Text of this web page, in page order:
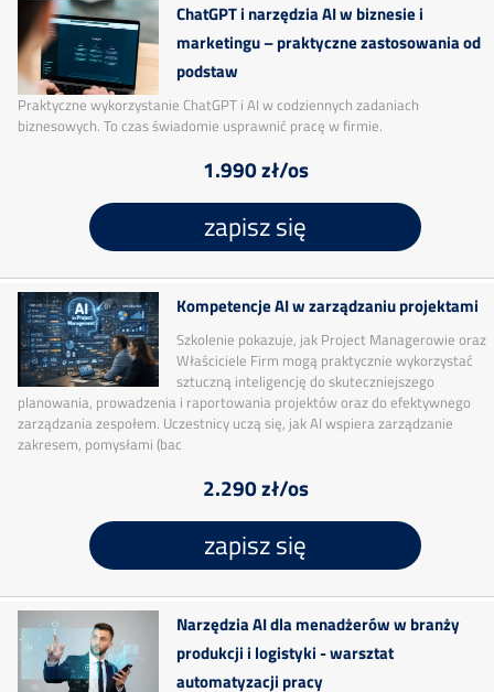
ChatGPT i narzędzia AI w biznesie i
marketingu – praktyczne zastosowania od
podstaw
Praktyczne wykorzystanie ChatGPT i AI w codziennych zadaniach
biznesowych. To czas świadomie usprawnić pracę w firmie.
1.990 zł/os
zapisz się
Kompetencje AI w zarządzaniu projektami
Szkolenie pokazuje, jak Project Managerowie oraz
Właściciele Firm mogą praktycznie wykorzystać
sztuczną inteligencję do skuteczniejszego
planowania, prowadzenia i raportowania projektów oraz do efektywnego
zarządzania zespołem. Uczestnicy uczą się, jak AI wspiera zarządzanie
zakresem, pomysłami (bac
2.290 zł/os
zapisz się
Narzędzia AI dla menadżerów w branży
produkcji i logistyki - warsztat
automatyzacji pracy